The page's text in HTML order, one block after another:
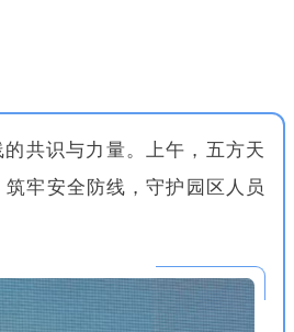
共识与力量。上午，五方天
牢安全防线，守护园区人员